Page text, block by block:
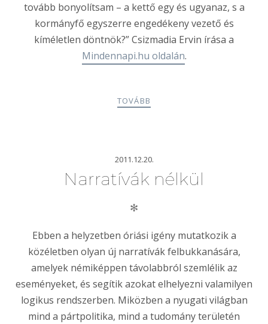
tovább bonyolítsam – a kettő egy és ugyanaz, s a
kormányfő egyszerre engedékeny vezető és
kíméletlen döntnök?” Csizmadia Ervin írása a
Mindennapi.hu oldalán.
TOVÁBB
2011.12.20.
Narratívák nélkül
✻
Ebben a helyzetben óriási igény mutatkozik a
közéletben olyan új narratívák felbukkanására,
amelyek némiképpen távolabbról szemlélik az
eseményeket, és segítik azokat elhelyezni valamilyen
logikus rendszerben. Miközben a nyugati világban
mind a pártpolitika, mind a tudomány területén